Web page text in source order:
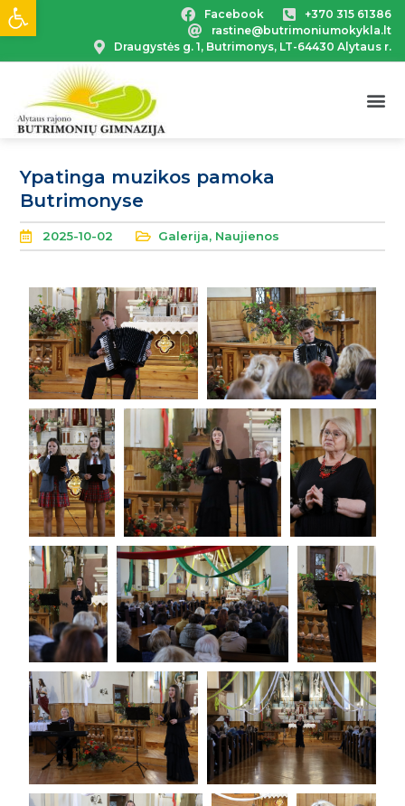
Facebook
+370 315 61386
rastine@butrimoniumokykla.lt
Draugystės g. 1, Butrimonys, LT-64430 Alytaus r.
Ypatinga muzikos pamoka
Butrimonyse
2025-10-02 Galerija, Naujienos